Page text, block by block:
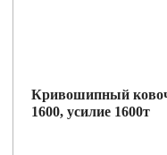
Кривошипный
1600, усилие 1600т